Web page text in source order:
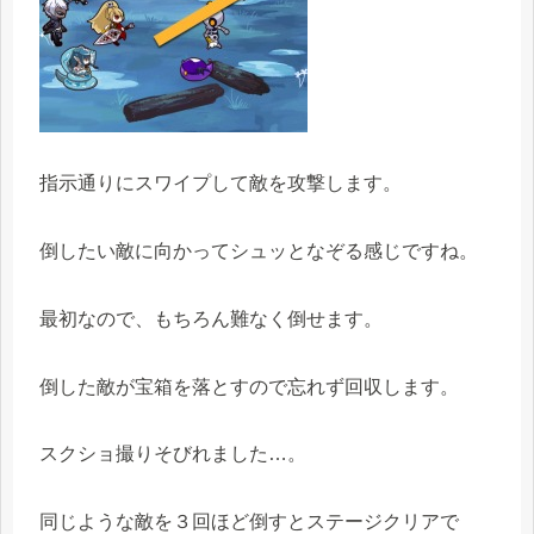
指示通りにスワイプして敵を攻撃します。
倒したい敵に向かってシュッとなぞる感じですね。
最初なので、もちろん難なく倒せます。
倒した敵が宝箱を落とすので忘れず回収します。
スクショ撮りそびれました…。
同じような敵を３回ほど倒すとステージクリアで